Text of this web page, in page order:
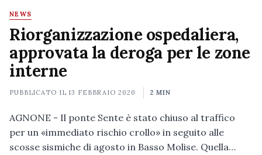
NEWS
Riorganizzazione ospedaliera,
approvata la deroga per le zone
interne
PUBBLICATO IL13 FEBBRAIO 2020 2 MIN
AGNONE - Il ponte Sente è stato chiuso al traffico
per un «immediato rischio crollo» in seguito alle
scosse sismiche di agosto in Basso Molise. Quella…